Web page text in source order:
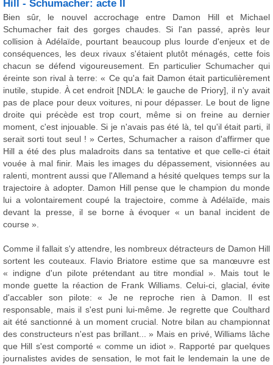
Hill - Schumacher: acte II
Bien sûr, le nouvel accrochage entre Damon Hill et Michael
Schumacher fait des gorges chaudes. Si l'an passé, après leur
collision à Adélaïde, pourtant beaucoup plus lourde d'enjeux et de
conséquences, les deux rivaux s'étaient plutôt ménagés, cette fois
chacun se défend vigoureusement. En particulier Schumacher qui
éreinte son rival à terre: « Ce qu'a fait Damon était particulièrement
inutile, stupide. À cet endroit [NDLA: le gauche de Priory], il n'y avait
pas de place pour deux voitures, ni pour dépasser. Le bout de ligne
droite qui précède est trop court, même si on freine au dernier
moment, c'est injouable. Si je n'avais pas été là, tel qu'il était parti, il
serait sorti tout seul ! » Certes, Schumacher a raison d'affirmer que
Hill a été des plus maladroits dans sa tentative et que celle-ci était
vouée à mal finir. Mais les images du dépassement, visionnées au
ralenti, montrent aussi que l'Allemand a hésité quelques temps sur la
trajectoire à adopter. Damon Hill pense que le champion du monde
lui a volontairement coupé la trajectoire, comme à Adélaïde, mais
devant la presse, il se borne à évoquer « un banal incident de
course ».
Comme il fallait s'y attendre, les nombreux détracteurs de Damon Hill
sortent les couteaux. Flavio Briatore estime que sa manœuvre est
« indigne d'un pilote prétendant au titre mondial ». Mais tout le
monde guette la réaction de Frank Williams. Celui-ci, glacial, évite
d'accabler son pilote: « Je ne reproche rien à Damon. Il est
responsable, mais il s'est puni lui-même. Je regrette que Coulthard
ait été sanctionné à un moment crucial. Notre bilan au championnat
des constructeurs n'est pas brillant... » Mais en privé, Williams lâche
que Hill s'est comporté « comme un idiot ». Rapporté par quelques
journalistes avides de sensation, le mot fait le lendemain la une de